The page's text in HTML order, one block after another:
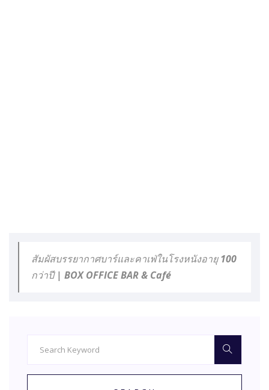
สัมผัสบรรยากาศบาร์และคาเฟ่ในโรงหนังอายุ 100
กว่าปี | BOX OFFICE BAR & Café